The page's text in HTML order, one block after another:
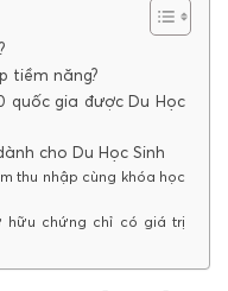
tiềm năng?
quốc gia được Du Học
cho Du Học Sinh
thu nhập cùng khóa học
hữu chứng chỉ có giá trị